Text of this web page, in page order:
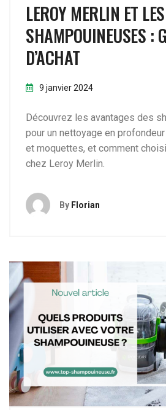
LEROY MERLIN ET LES
SHAMPOUINEUSES :
D’ACHAT
9 janvier 2024
Découvrez les avantages des
pour un nettoyage en
et moquettes, et comment
chez Leroy Merlin.
By Florian